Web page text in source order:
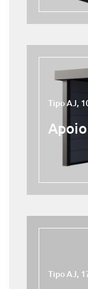
Tipo AJ,
Tipo AJ,